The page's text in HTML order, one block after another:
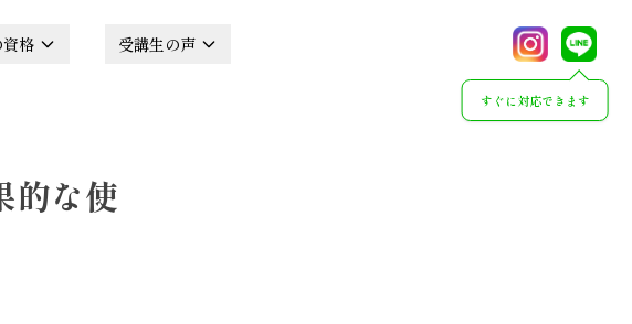
資格 受講生の声
すぐに対応できます
的な使